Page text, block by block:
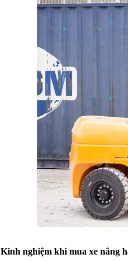
Kinh nghiệm khi mua xe nâng